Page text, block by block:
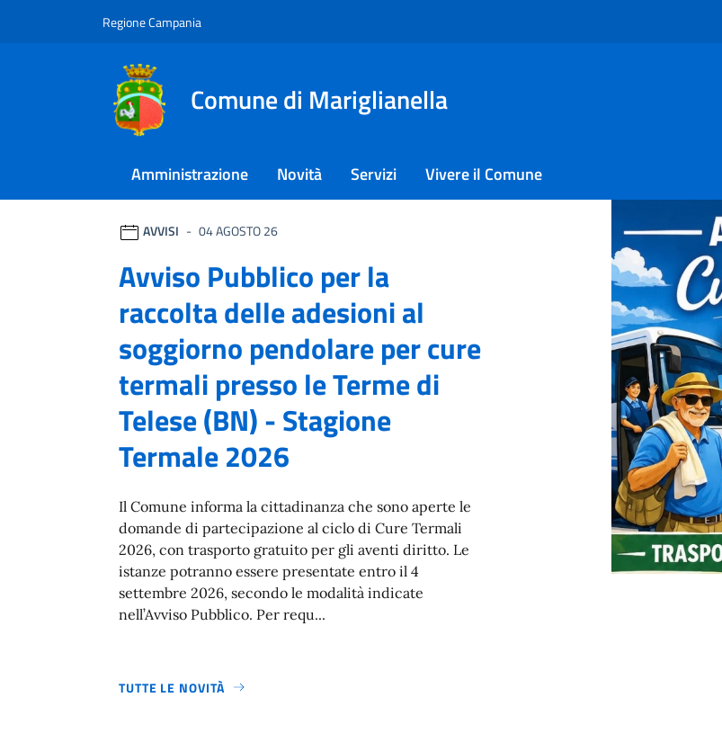
Regione Campania
Comune di Mariglianella
Amministrazione Novità Servizi Vivere il Comune
Comune di Mariglianella
Ultime notizie
AVVISI 04 AGOSTO 26
Avviso Pubblico per la
raccolta delle adesioni al
soggiorno pendolare per cure
termali presso le Terme di
Telese (BN) - Stagione
Termale 2026
Il Comune informa la cittadinanza che sono aperte le
domande di partecipazione al ciclo di Cure Termali
2026, con trasporto gratuito per gli aventi diritto. Le
istanze potranno essere presentate entro il 4
settembre 2026, secondo le modalità indicate
nell’Avviso Pubblico. Per requ...
TUTTE LE NOVITÀ